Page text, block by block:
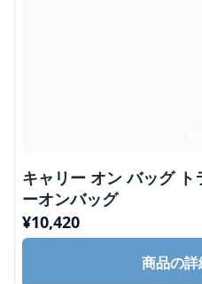
キャリー オン バッグ ト
ーオンバッグ
¥10,420
商品の